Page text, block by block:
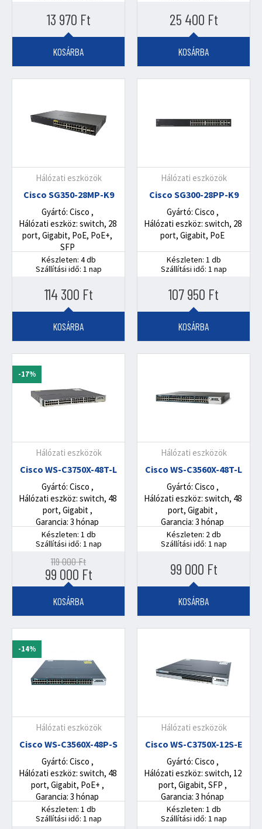
13 970 Ft
KOSÁRBA
25 400 Ft
KOSÁRBA
Hálózati eszközök
Cisco SG350-28MP-K9
Gyártó: Cisco
Hálózati eszköz: switch, 28
port, Gigabit, PoE, PoE+,
SFP
Készleten: 4 db
Szállítási idő: 1 nap
114 300 Ft
KOSÁRBA
Hálózati eszközök
Cisco SG300-28PP-K9
Gyártó: Cisco
Hálózati eszköz: switch, 28
port, Gigabit, PoE
Készleten: 1 db
Szállítási idő: 1 nap
107 950 Ft
KOSÁRBA
-17%
Hálózati eszközök
Cisco WS-C3750X-48T-L
Gyártó: Cisco
Hálózati eszköz: switch, 48
port, Gigabit
Garancia: 3 hónap
Készleten: 1 db
Szállítási idő: 1 nap
119 000Ft
Original
price
was:
119
000 Ft.
99 000 FtCurrent
price
99
000 Ft.
KOSÁRBA
Hálózati eszközök
Cisco WS-C3560X-48T-L
Gyártó: Cisco
Hálózati eszköz: switch, 48
port, Gigabit
Garancia: 3 hónap
Készleten: 2 db
Szállítási idő: 1 nap
99 000 Ft
KOSÁRBA
-14%
Hálózati eszközök
Cisco WS-C3560X-48P-S
Gyártó: Cisco
Hálózati eszköz: switch, 48
port, Gigabit, PoE+
Garancia: 3 hónap
Készleten: 1 db
Szállítási idő: 1 nap
Hálózati eszközök
Cisco WS-C3750X-12S-E
Gyártó: Cisco
Hálózati eszköz: switch, 12
port, Gigabit, SFP
Garancia: 3 hónap
Készleten: 1 db
Szállítási idő: 1 nap